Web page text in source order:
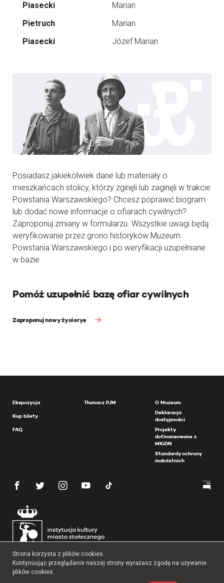
Piasecki
Marian
Pietruch
Marian
Piasecki
Józef Marian
Posiadasz jakiekolwiek dane lub materiały o
mieszkańcach stolicy, którzy zginęli lub zaginęli w trakcie
Powstania Warszawskiego? Chcesz poprawić biogram
lub dodać nowe informacje o ofiarach cywilnych?
Zaproponuj zmiany w formularzu. Wszystkie uwagi będą
weryfikowanie przez grono historyków Muzeum
Powstania Warszawskiego i po weryfikacji uzupełniane
w bazie
Pomóż uzupełnić bazę ofiar cywilnych
Zaproponuj nowy życiorys
Ekspozycja
Kup bilety
FAQ
Tłumacz PJM
O Muzeum
Deklaracja
dostępności
Projekty
dofinansowane z
MKiDN
Standardy ochrony
małoletnich
Strona korzysta z plików cookies.
Kontynuując przeglądanie naszej strony wyrażasz zgodę na używanie
plików cookies.